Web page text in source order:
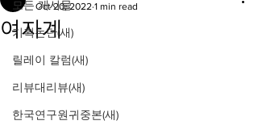
모든 게시물
기획논단(새)
릴레이 칼럼(새)
리뷰대리뷰(새)
한국연구원귀중본(새)
여자계
Oct 20, 2022 1 min read